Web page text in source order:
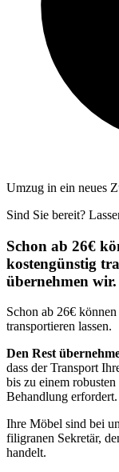
Umzug in ein neues
Sind Sie bereit?
Schon ab 26€
kostengünstig
übernehmen wir.
Schon ab 26€
transportieren lassen.
Den Rest
dass der Transport
bis zu einem
Behandlung erfordert.
Ihre Möbel sind bei
filigranen Sekretär,
handelt.